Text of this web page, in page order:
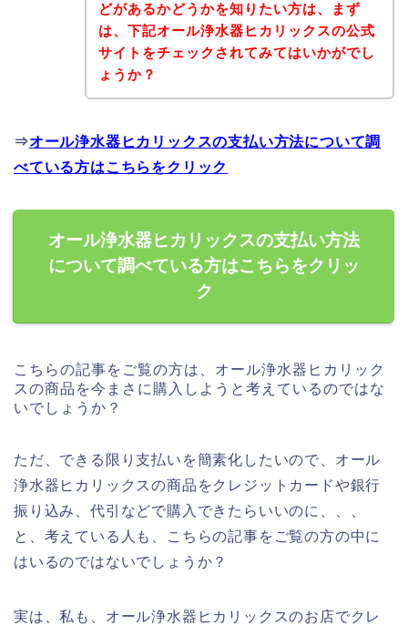
どがあるかどうかを知りたい方は、まず
は、下記オール浄水器ヒカリックスの公式
サイトをチェックされてみてはいかがでし
ょうか？
⇒オール浄水器ヒカリックスの支払い方法について調
べている方はこちらをクリック
オール浄水器ヒカリックスの支払い方法
について調べている方はこちらをクリッ
ク
こちらの記事をご覧の方は、オール浄水器ヒカリック
スの商品を今まさに購入しようと考えているのではな
いでしょうか？
ただ、できる限り支払いを簡素化したいので、オール
浄水器ヒカリックスの商品をクレジットカードや銀行
振り込み、代引などで購入できたらいいのに、、、
と、考えている人も、こちらの記事をご覧の方の中に
はいるのではないでしょうか？
実は、私も、オール浄水器ヒカリックスのお店でクレ